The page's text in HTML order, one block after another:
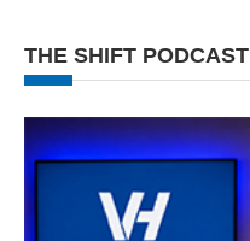
THE SHIFT PODCAST